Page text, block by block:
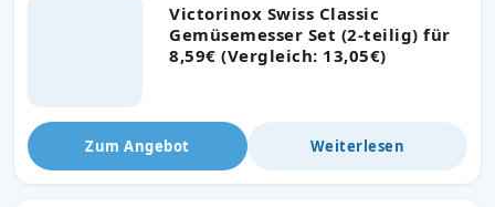
Victorinox Swiss Classic
Gemüsemesser Set (2-teilig) für
8,59€ (Vergleich: 13,05€)
Zum Angebot Weiterlesen